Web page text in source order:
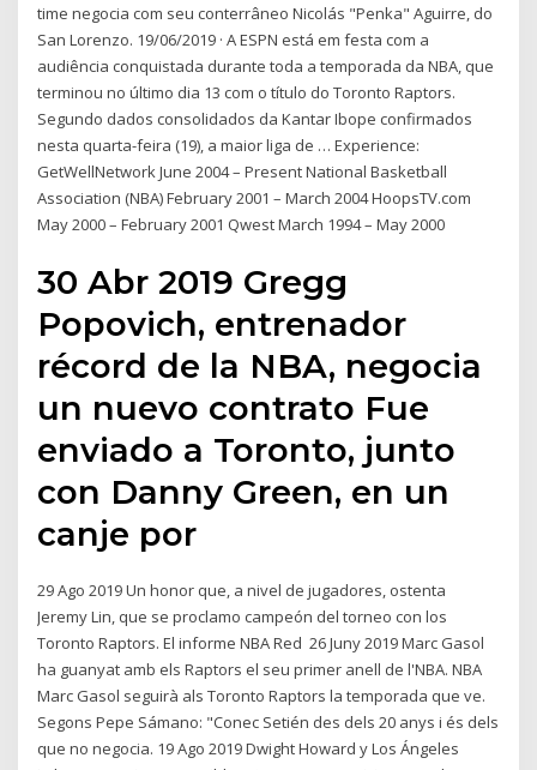
time negocia com seu conterrâneo Nicolás "Penka" Aguirre, do
San Lorenzo. 19/06/2019 · A ESPN está em festa com a
audiência conquistada durante toda a temporada da NBA, que
terminou no último dia 13 com o título do Toronto Raptors.
Segundo dados consolidados da Kantar Ibope confirmados
nesta quarta-feira (19), a maior liga de … Experience:
GetWellNetwork June 2004 – Present National Basketball
Association (NBA) February 2001 – March 2004 HoopsTV.com
May 2000 – February 2001 Qwest March 1994 – May 2000
30 Abr 2019 Gregg
Popovich, entrenador
récord de la NBA, negocia
un nuevo contrato Fue
enviado a Toronto, junto
con Danny Green, en un
canje por
29 Ago 2019 Un honor que, a nivel de jugadores, ostenta
Jeremy Lin, que se proclamo campeón del torneo con los
Toronto Raptors. El informe NBA Red 26 Juny 2019 Marc Gasol
ha guanyat amb els Raptors el seu primer anell de l'NBA. NBA
Marc Gasol seguirà als Toronto Raptors la temporada que ve.
Segons Pepe Sámano: "Conec Setién des dels 20 anys i és dels
que no negocia. 19 Ago 2019 Dwight Howard y Los Ángeles